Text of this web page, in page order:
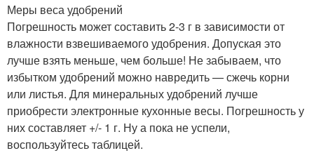
Меры веса удобрений
Погрешность может составить 2-3 г в зависимости от
влажности взвешиваемого удобрения. Допуская это
лучше взять меньше, чем больше! Не забываем, что
избытком удобрений можно навредить — сжечь корни
или листья. Для минеральных удобрений лучше
приобрести электронные кухонные весы. Погрешность у
них составляет +/- 1 г. Ну а пока не успели,
воспользуйтесь таблицей.